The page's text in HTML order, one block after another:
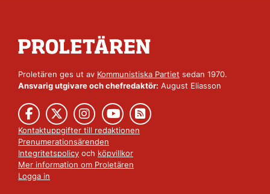
Proletären ges ut av Kommunistiska Partiet sedan 1970.
Ansvarig utgivare och chefredaktör: August Eliasson
Kontaktuppgifter till redaktionen
Prenumerationsärenden
Integritetspolicy och köpvillkor
Mer information om Proletären
Logga in